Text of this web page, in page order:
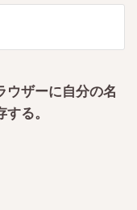
ウザーに自分の名
る。